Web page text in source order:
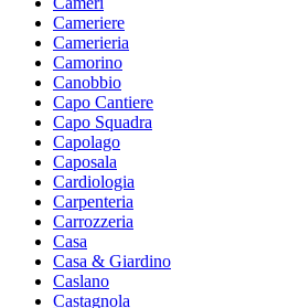
Cameriere
Camerieria
Camorino
Canobbio
Capo Cantiere
Capo Squadra
Capolago
Caposala
Cardiologia
Carpenteria
Carrozzeria
Casa
Casa & Giardino
Caslano
Castagnola